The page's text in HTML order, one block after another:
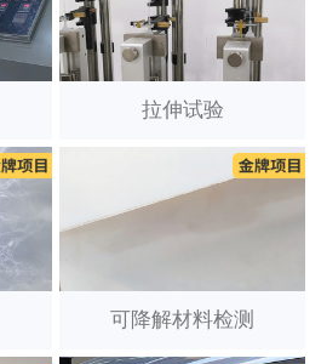
拉伸试验
可降解材料检测